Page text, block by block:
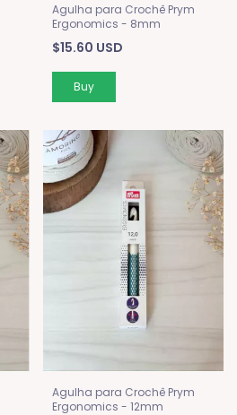
Agulha para Crochê Prym
Ergonomics - 8mm
$15.60 USD
Agulha para Crochê Prym
Ergonomics - 12mm